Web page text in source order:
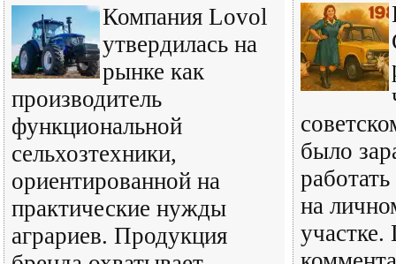
Компания Lovol
утвердилась на
рынке как
производитель
функциональной
сельхозтехники,
ориентированной на
практические нужды
аграриев. Продукция
было
на